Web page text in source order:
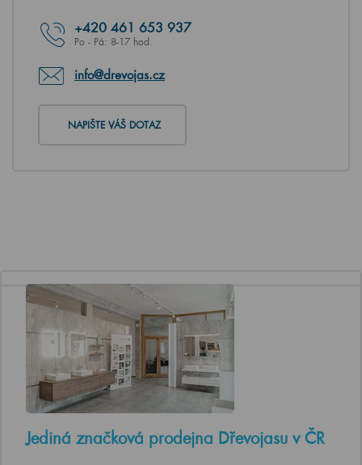
+420 461 653 937
Po - Pá: 8-17 hod.
info@drevojas.cz
NAPIŠTE VÁŠ DOTAZ
Jediná značková prodejna Dřevojasu v ČR